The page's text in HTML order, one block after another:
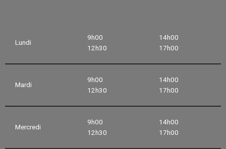
Lundi
9h00
12h30
14h00
17h00
Mardi
9h00
12h30
14h00
17h00
Mercredi
9h00
12h30
14h00
17h00